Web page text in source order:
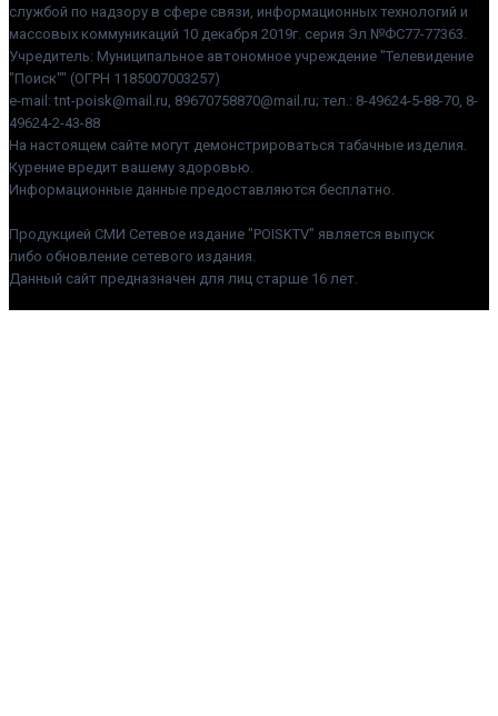
службой по надзору в сфере связи, информационных технологий и
массовых коммуникаций 10 декабря 2019г. серия Эл №ФС77-77363.
Учредитель: Муниципальное автономное учреждение "Телевидение
"Поиск"" (ОГРН 1185007003257)
e-mail: tnt-poisk@mail.ru, 89670758870@mail.ru; тел.: 8-49624-5-88-70, 8-
49624-2-43-88
На настоящем сайте могут демонстрироваться табачные изделия.
Курение вредит вашему здоровью.
Информационные данные предоставляются бесплатно.
Продукцией СМИ Сетевое издание "POISKTV" является выпуск
либо обновление сетевого издания.
Данный сайт предназначен для лиц старше 16 лет.